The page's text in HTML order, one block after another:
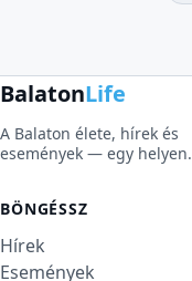
BalatonLife
A Balaton élete, hírek és
események — egy helyen.
BÖNGÉSSZ
Hírek
Események